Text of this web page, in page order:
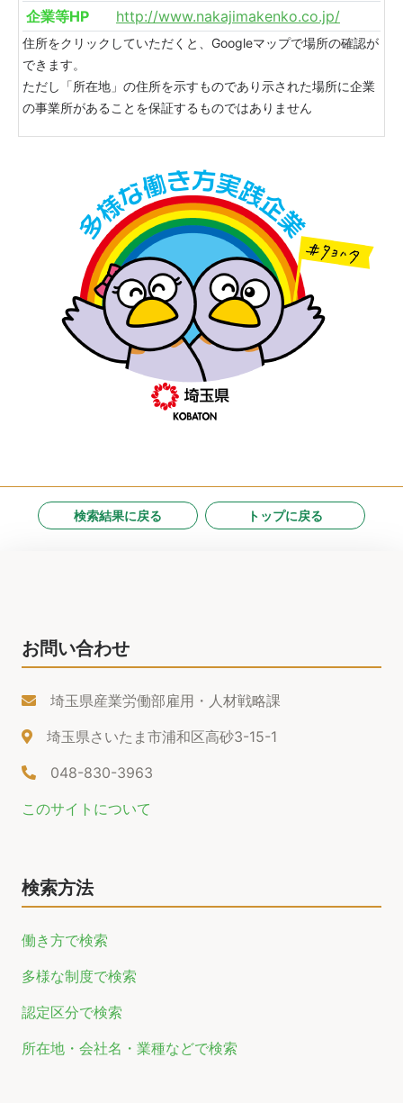
企業等HP
http://www.nakajimakenko.co.jp/
住所をクリックしていただくと、Googleマップで場所の確認が
できます。
ただし「所在地」の住所を示すものであり示された場所に企業
の事業所があることを保証するものではありません
検索結果に戻る トップに戻る
お問い合わせ
埼玉県産業労働部雇用・人材戦略課
埼玉県さいたま市浦和区高砂3-15-1
048-830-3963
このサイトについて
検索方法
働き方で検索
多様な制度で検索
認定区分で検索
所在地・会社名・業種などで検索